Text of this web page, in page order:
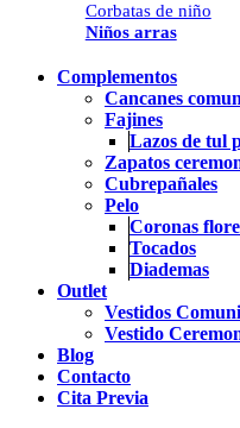
Corbatas de niño
Niños arras
Complementos
Cancanes
Fajines
Lazos de tul
Zapatos
Cubrepañales
Pelo
Coronas
Tocados
Diademas
Outlet
Vestidos
Vestido
Blog
Contacto
Cita Previa